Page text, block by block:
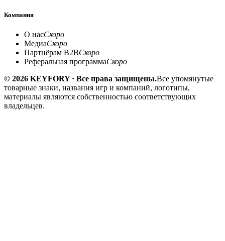
Компания
О насСкоро
МедиаСкоро
Партнёрам B2BСкоро
Реферальная программаСкоро
© 2026 KEYFORY · Все права защищены.Все упомянутые
товарные знаки, названия игр и компаний, логотипы,
материалы являются собственностью соответствующих
владельцев.